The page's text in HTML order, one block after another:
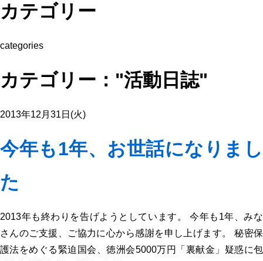
カテゴリー
categories
カテゴリー："活動日誌"
2013年12月31日(火)
今年も1年、お世話になりまし
た
2013年も終わりを告げようとしています。 今年も1年、みな
さんのご支援、ご協力に心から感謝を申し上げます。 秘密保
護法をめぐる緊迫国会、徳洲会5000万円「裏献金」疑惑に包